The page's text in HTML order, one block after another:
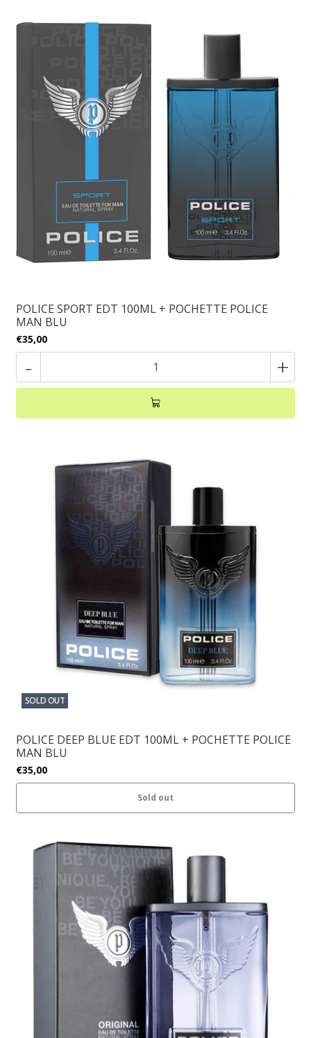
POLICE SPORT EDT 100ML + POCHETTE POLICE
MAN BLU
€35,00
- +
SOLD OUT
POLICE DEEP BLUE EDT 100ML + POCHETTE POLICE
MAN BLU
€35,00
Sold out